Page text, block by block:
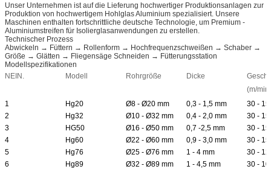
Unser Unternehmen ist auf die Lieferung hochwertiger Produktionsanlagen zur
Produktion von hochwertigem Hohlglas Aluminium spezialisiert. Unsere
Maschinen enthalten fortschrittliche deutsche Technologie, um Premium -
Aluminiumstreifen für Isolierglasanwendungen zu erstellen.
Technischer Prozess
Abwickeln → Füttern → Rollenform → Hochfrequenzschweißen → Schaber →
Größe → Glätten → Fliegensäge Schneiden → Fütterungsstation
Modellspezifikationen
NEIN.
Modell Rohrgröße Dicke
(m/min)
1
Hg20 Ø8 - Ø20 mm 0,3 - 1,5 mm
30 -
2
Hg32 Ø10 - Ø32 mm 0,4 - 2,0 mm
30 -
3
HG50 Ø16 - Ø50 mm 0,7 -2,5 mm
30 -
4
Hg60 Ø22 - Ø60 mm 0,9 - 3,0 mm
30 -
5
Hg76 Ø25 - Ø76 mm 1 - 4 mm
30 -
6
Hg89 Ø32 - Ø89 mm 1 - 4,5 mm
30 -